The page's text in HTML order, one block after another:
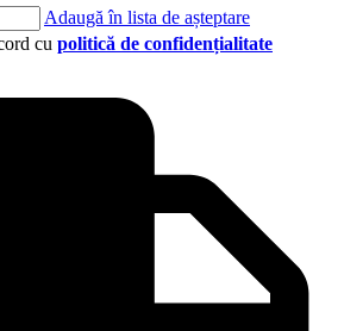
Adaugă în lista de așteptare
cu politică de confidențialitate